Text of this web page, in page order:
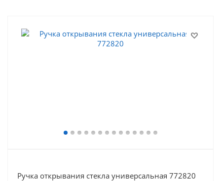
Ручка открывания стекла универсальная 772820